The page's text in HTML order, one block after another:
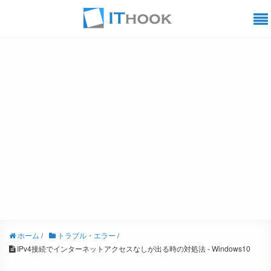
ホーム / トラブル・エラー /
IPv4接続でインターネットアクセスなしが出る時の対処法 - Windows10